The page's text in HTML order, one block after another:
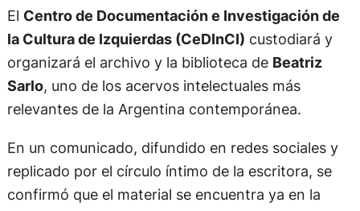
El Centro de Documentación e Investigación de
la Cultura de Izquierdas (CeDInCI) custodiará y
organizará el archivo y la biblioteca de Beatriz
Sarlo, uno de los acervos intelectuales más
relevantes de la Argentina contemporánea.
En un comunicado, difundido en redes sociales y
replicado por el círculo íntimo de la escritora, se
confirmó que el material se encuentra ya en la